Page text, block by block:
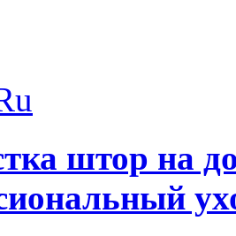
штор на